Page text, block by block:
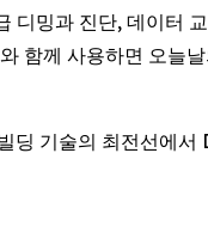
밍과 진단, 데이터
함께 사용하면 오늘
딩 기술의 최전선에